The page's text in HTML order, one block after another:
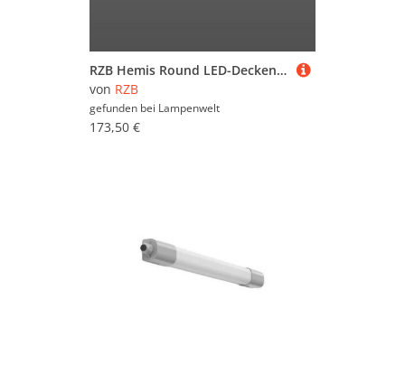
RZB Hemis Round LED-Deckenleuchte Ø 30cm 4.000 K
von RZB
gefunden bei Lampenwelt
173,50 €